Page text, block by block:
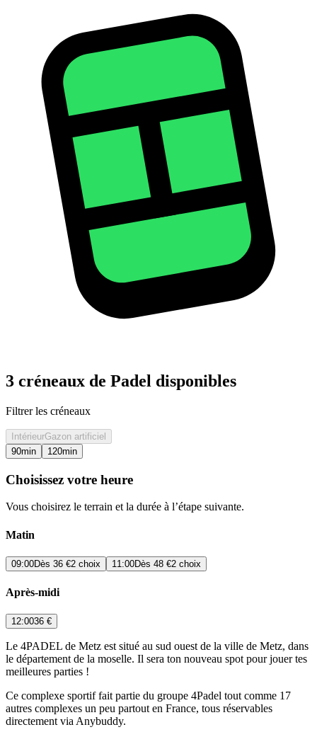
3 créneaux de Padel disponibles
Filtrer les créneaux
IntérieurGazon artificiel
90min 120min
Choisissez votre heure
Vous choisirez le terrain et la durée à l’étape suivante.
Matin
09:00Dès 36 €2 choix 11:00Dès 48 €2 choix
Après-midi
12:0036 €
Le 4PADEL de Metz est situé au sud ouest de la ville de Metz, dans
le département de la moselle. Il sera ton nouveau spot pour jouer tes
meilleures parties !
Ce complexe sportif fait partie du groupe 4Padel tout comme 17
autres complexes un peu partout en France, tous réservables
directement via Anybuddy.